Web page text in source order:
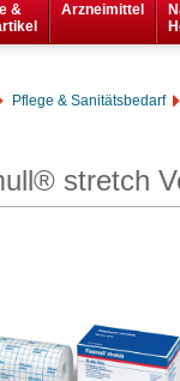
&
Arzneimittel
Pflege & Sanitätsbedarf
stretch